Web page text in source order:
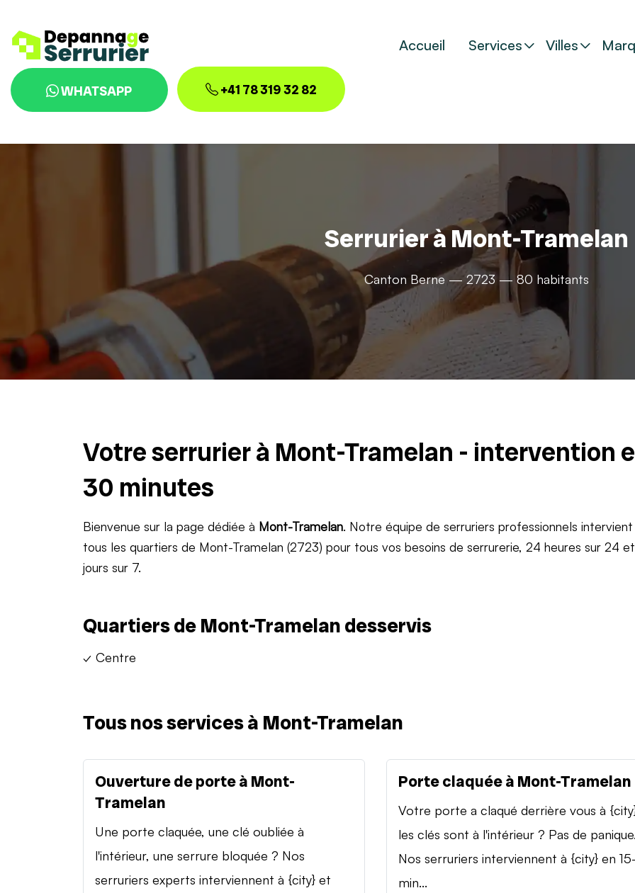
Accueil Services Villes
WHATSAPP +41 78 319 32 82
Serrurier à Mont-Tramelan
Canton Berne — 2723 — 80 habitants
Votre serrurier à Mont-Tramelan - intervention
30 minutes
Bienvenue sur la page dédiée à Mont-Tramelan. Notre équipe de serruriers professionnels intervient
tous les quartiers de Mont-Tramelan (2723) pour tous vos besoins de serrurerie, 24 heures sur 24
jours sur 7.
Quartiers de Mont-Tramelan desservis
✓ Centre
Tous nos services à Mont-Tramelan
Ouverture de porte à Mont-
Tramelan
Une porte claquée, une clé oubliée à
l'intérieur, une serrure bloquée ? Nos
serruriers experts interviennent à {city} et
Porte claquée à Mont-Tramelan
Votre porte a claqué derrière vous à
les clés sont à l'intérieur ? Pas de
Nos serruriers interviennent à {city} en
min...